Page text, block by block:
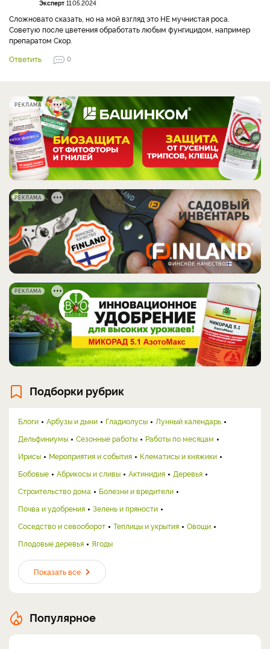
Эксперт 11.05.2024
Сложновато сказать, но на мой взгляд это НЕ мучнистая роса.
Советую после цветения обработать любым фунгицидом, например
препаратом Скор.
Ответить
0
РЕКЛАМА
РЕКЛАМА
РЕКЛАМА
Подборки рубрик
Блоги Арбузы и дыни Гладиолусы
Лунный календарь
Дельфиниумы
Сезонные работы
Работы по месяцам
Ирисы
Мероприятия и события
Клематисы и княжики
Бобовые
Абрикосы и сливы Актинидия
Деревья
Строительство дома
Болезни и вредители
Почва и удобрения
Зелень и пряности
Соседство и севооборот
Теплицы и укрытия
Овощи
Плодовые деревья
Ягоды
Показать все
Популярное